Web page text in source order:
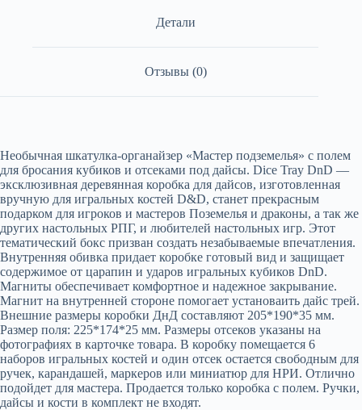
Детали
Отзывы (0)
Необычная шкатулка-органайзер «Мастер подземелья» с полем
для бросания кубиков и отсеками под дайсы. Dice Tray DnD —
эксклюзивная деревянная коробка для дайсов, изготовленная
вручную для игральных костей D&D, станет прекрасным
подарком для игроков и мастеров Поземелья и драконы, а так же
других настольных РПГ, и любителей настольных игр. Этот
тематический бокс призван создать незабываемые впечатления.
Внутренняя обивка придает коробке готовый вид и защищает
содержимое от царапин и ударов игральных кубиков DnD.
Магниты обеспечивает комфортное и надежное закрывание.
Магнит на внутренней стороне помогает установаить дайс трей.
Внешние размеры коробки ДнД составляют 205*190*35 мм.
Размер поля: 225*174*25 мм. Размеры отсеков указаны на
фотографиях в карточке товара. В коробку помещается 6
наборов игральных костей и один отсек остается свободным для
ручек, карандашей, маркеров или миниатюр для НРИ. Отлично
подойдет для мастера. Продается только коробка с полем. Ручки,
дайсы и кости в комплект не входят.